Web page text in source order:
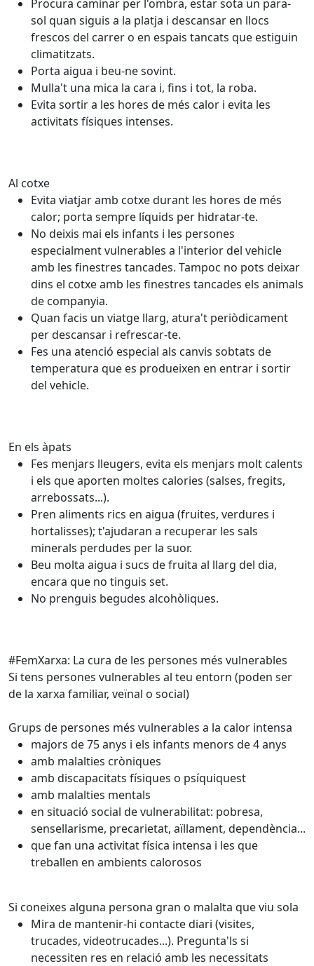
Procura caminar per l'ombra, estar sota un para-
sol quan siguis a la platja i descansar en llocs
frescos del carrer o en espais tancats que estiguin
climatitzats.
Porta aigua i beu-ne sovint.
Mulla't una mica la cara i, fins i tot, la roba.
Evita sortir a les hores de més calor i evita les
activitats físiques intenses.
Al cotxe
Evita viatjar amb cotxe durant les hores de més
calor; porta sempre líquids per hidratar-te.
No deixis mai els infants i les persones
especialment vulnerables a l'interior del vehicle
amb les finestres tancades. Tampoc no pots deixar
dins el cotxe amb les finestres tancades els animals
de companyia.
Quan facis un viatge llarg, atura't periòdicament
per descansar i refrescar-te.
Fes una atenció especial als canvis sobtats de
temperatura que es produeixen en entrar i sortir
del vehicle.
En els àpats
Fes menjars lleugers, evita els menjars molt calents
i els que aporten moltes calories (salses, fregits,
arrebossats...).
Pren aliments rics en aigua (fruites, verdures i
hortalisses); t'ajudaran a recuperar les sals
minerals perdudes per la suor.
Beu molta aigua i sucs de fruita al llarg del dia,
encara que no tinguis set.
No prenguis begudes alcohòliques.
#FemXarxa: La cura de les persones més vulnerables
Si tens persones vulnerables al teu entorn (poden ser
de la xarxa familiar, veïnal o social)
Grups de persones més vulnerables a la calor intensa
majors de 75 anys i els infants menors de 4 anys
amb malalties cròniques
amb discapacitats físiques o psíquiquest
amb malalties mentals
en situació social de vulnerabilitat: pobresa,
sensellarisme, precarietat, aïllament, dependència...
que fan una activitat física intensa i les que
treballen en ambients calorosos
Si coneixes alguna persona gran o malalta que viu sola
Mira de mantenir-hi contacte diari (visites,
trucades, videotrucades...). Pregunta'ls si
necessiten res en relació amb les necessitats